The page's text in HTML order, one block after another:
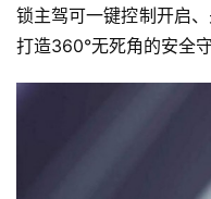
锁主驾可一键控制开启
打造360°无死角的安全守